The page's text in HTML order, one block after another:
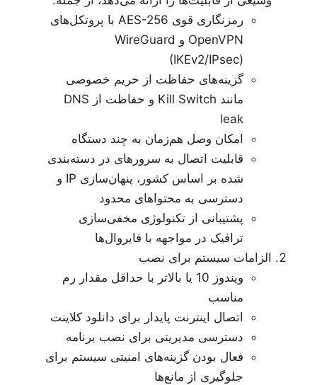
رمزنگاری قوی AES-256 با پروتکل‌های
OpenVPN و WireGuard
(IKEv2/IPsec)
گزینه‌های حفاظت از حریم خصوصی
مانند Kill Switch و حفاظت از DNS
leak
امکان وصل هم‌زمان به چند دستگاه
قابلیت اتصال به سرورهای در دسته‌بندی
شده بر اساس کشور، پنهان‌سازی IP و
دسترسی به محتواهای محدود
پشتیبانی از تکنولوژی مخفی‌سازی
ترافیک در مواجهه با فایروال‌ها
الزامات سیستم برای نصب
ویندوز 10 یا بالاتر با حداقل مقدار رم
مناسب
اتصال اینترنت پایدار برای دانلود کلاینت
دسترسی مدیریتی برای نصب برنامه
فعال بودن گزینه‌های امنیتی سیستم برای
جلوگیری از مانع‌ها